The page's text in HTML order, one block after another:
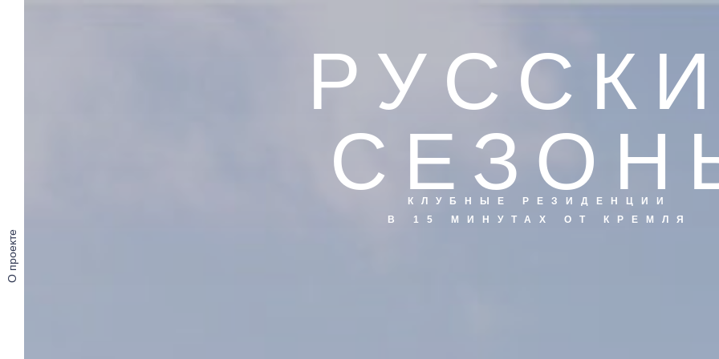
КЛУБНЫЕ РЕЗИДЕНЦИИ
В 15 МИНУТАХ ОТ КРЕМЛЯ
О проекте